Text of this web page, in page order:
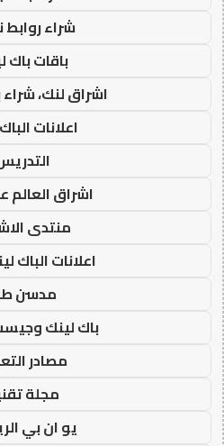
شراء
باقات باك
اشراق لنك، شراء
اعلانات
اشراق العالم
منتدى
اعلانات الباك لينك
مدسن
باك لينك
مصادر
مجلة
يو ان بي